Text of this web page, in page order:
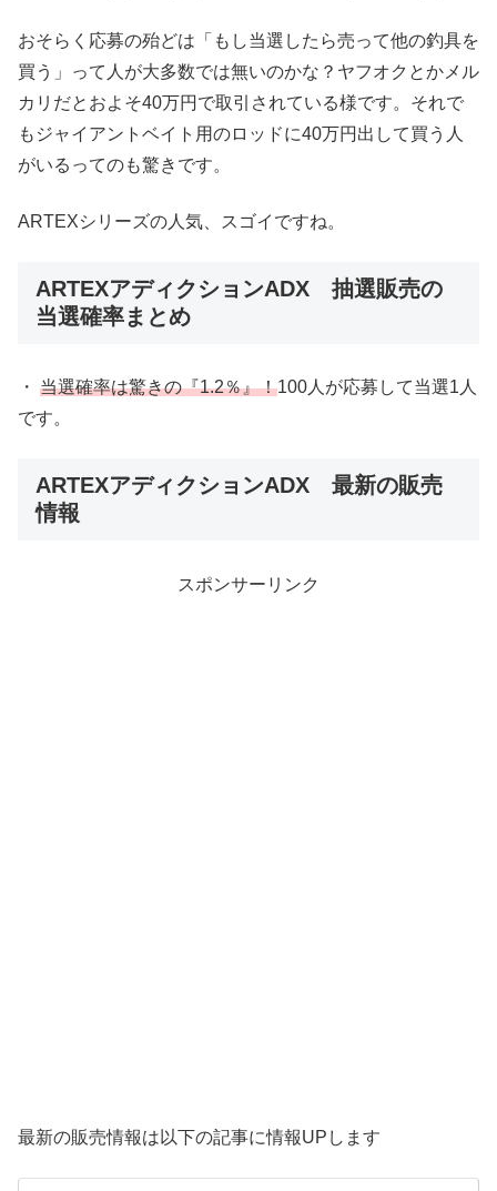
おそらく応募の殆どは「もし当選したら売って他の釣具を
買う」って人が大多数では無いのかな？ヤフオクとかメル
カリだとおよそ40万円で取引されている様です。それで
もジャイアントベイト用のロッドに40万円出して買う人
がいるってのも驚きです。
ARTEXシリーズの人気、スゴイですね。
ARTEXアディクションADX 抽選販売の
当選確率まとめ
・ 当選確率は驚きの『1.2％』！100人が応募して当選1人
です。
ARTEXアディクションADX 最新の販売
情報
スポンサーリンク
最新の販売情報は以下の記事に情報UPします